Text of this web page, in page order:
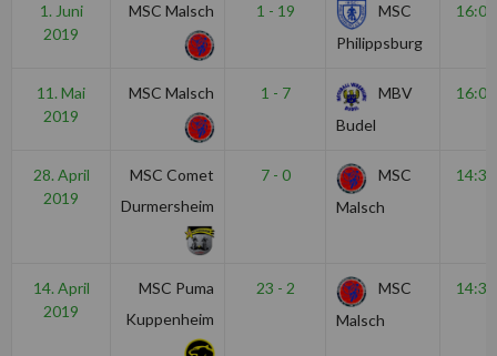
1. Juni
2019
MSC Malsch 1 - 19
MSC
Philippsburg
16:00
11. Mai
2019
MSC Malsch 1 - 7
MBV
Budel
16:00
28. April
2019
MSC Comet
Durmersheim
7 - 0
MSC
Malsch
14:30
14. April
2019
MSC Puma
Kuppenheim
23 - 2
MSC
Malsch
14:30